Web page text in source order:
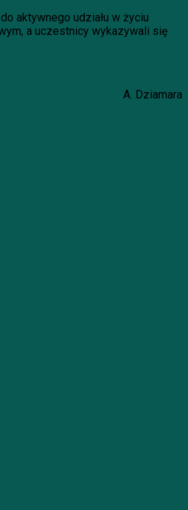
aktywnego udziału w życiu
a uczestnicy wykazywali się
A. Dziamara